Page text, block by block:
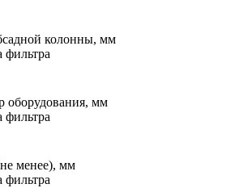
колонны, мм
оборудования, мм
менее), мм